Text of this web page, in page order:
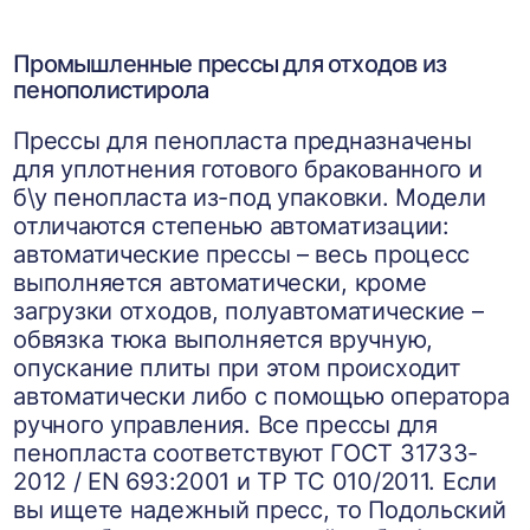
Промышленные прессы для отходов из
пенополистирола
Прессы для пенопласта предназначены
для уплотнения готового бракованного и
б\у пенопласта из-под упаковки. Модели
отличаются степенью автоматизации:
автоматические прессы – весь процесс
выполняется автоматически, кроме
загрузки отходов, полуавтоматические –
обвязка тюка выполняется вручную,
опускание плиты при этом происходит
автоматически либо с помощью оператора
ручного управления. Все прессы для
пенопласта соответствуют ГОСТ 31733-
2012 / EN 693:2001 и ТР ТС 010/2011. Если
вы ищете надежный пресс, то Подольский